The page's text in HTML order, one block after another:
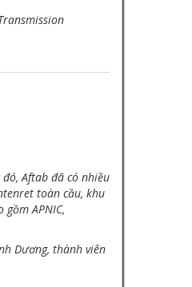
Aftab đã có nhiều
toàn cầu, khu
APNIC,
Dương, thành viên